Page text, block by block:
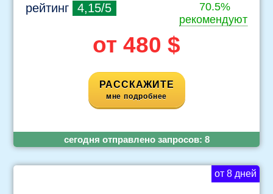
рейтинг 4,15/5
70.5%
рекомендуют
от 480 $
РАССКАЖИТЕ
мне подробнее
cегодня отправлено запросов: 8
от 8 дней